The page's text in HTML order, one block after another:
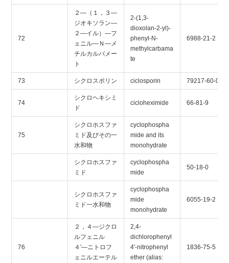
72
２―（１，３―
ジオキソラン―
２―イル）―フ
ェニル―Ｎ―メ
チルカルバメー
ト
2-(1,3-
dioxolan-2-yl)-
phenyl-N-
methylcarbama
te
6988-21-2
73 シクロスポリン ciclosporin 79217-60-0
74
シクロヘキシミ
ド
cicloheximide 66-81-9
75
シクロホスファ
ミド及びその一
水和物
cyclophospha
mide and its
monohydrate
シクロホスファ
ミド
cyclophospha
mide
50-18-0
シクロホスファ
ミド一水和物
cyclophospha
mide
monohydrate
6055-19-2
76
２，４―ジクロ
ルフェニル
４′―ニトロフ
ェニルエーテル
2,4-
dichlorophenyl
4'-nitrophenyl
ether (alias:
1836-75-5